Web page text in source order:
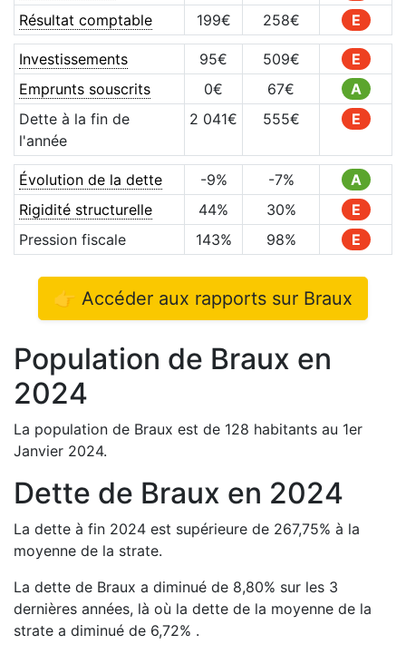
Résultat comptable
199€ 258€ E
Investissements 95€ 509€
E
Emprunts souscrits
0€ 67€
A
Dette à la fin de
l'année
2 041€ 555€ E
Évolution de la dette -9% -7%
A
Rigidité structurelle
44% 30%
E
Pression fiscale
143% 98% E
👉 Accéder aux rapports sur Braux
Population de Braux en
2024
La population de Braux est de 128 habitants au 1er
Janvier 2024.
Dette de Braux en 2024
La dette à fin 2024 est supérieure de 267,75% à la
moyenne de la strate.
La dette de Braux a diminué de 8,80% sur les 3
dernières années, là où la dette de la moyenne de la
strate a diminué de 6,72% .